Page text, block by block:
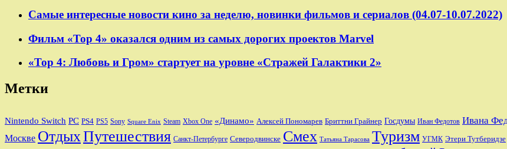
Самые интересные новости кино за неделю, новинки фильмов и сериалов (04.07-10.07.2022)
Фильм «Тор 4» оказался одним из самых дорогих проектов Marvel
«Тор 4: Любовь и Гром» стартует на уровне «Стражей Галактики 2»
Метки
Nintendo Switch PC PS4 PS5 Sony Square Enix Steam Xbox One «Динамо» Алексей Пономарев Бриттни Грайнер Госдумы Иван Федотов Ивана
Москве ОтдыхПутешествия Санкт-Петербурге Северодвинске Смех Татьяна Тарасова Туризм УГМК Этери Тутберидзе